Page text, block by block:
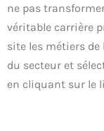
ne pas
véritable carrière
site les métiers
du secteur et
en cliquant sur le